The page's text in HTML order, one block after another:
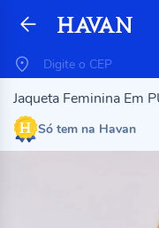
Jaqueta Feminina Em
Só tem na Havan